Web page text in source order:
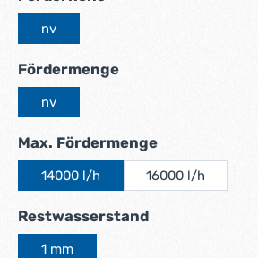
nv
Fördermengeauswählen
nv
Max. Fördermengeauswählen
14000 l/h 16000 l/h
Restwasserstandauswählen
1 mm